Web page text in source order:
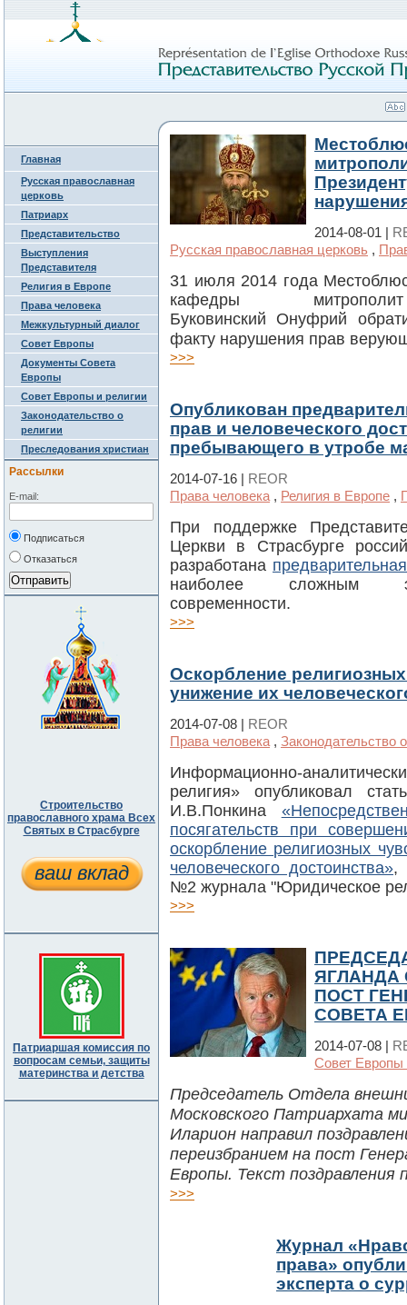
Главная
Русская православная
церковь
Патриарх
Представительство
Выступления
Представителя
Религия в Европе
Права человека
Межкультурный диалог
Совет Европы
Документы Совета
Европы
Совет Европы и религии
Законодательство о
религии
Преследования христиан
Рассылки
E-mail:
Подписаться
Отказаться
Строительство
православного храма Всех
Святых в Страсбурге
ваш вклад
Патриаршая комиссия по
вопросам семьи, защиты
материнства и детства
2014-08-01 |
Русская православная церковь ,
31 июля 2014 года
кафедры м
Буковинский Онуфрий
факту нарушения прав
>>>
Опубликован
прав и человеческого
пребывающего в утробе
2014-07-16 | REOR
Права человека , Религия в Европе ,
При поддержке
Церкви в Страсбурге
разработана
наиболее сложным
современности.
>>>
Оскорбление
унижение их
2014-07-08 | REOR
Права человека , Законодательство
Информационно-
религия» опубликовал
И.В.Понкина
посягательств при
оскорбление религиозных
человеческого достоинства»,
№2 журнала "Юридическое
>>>
ЯГЛАНДА
ПОСТ
СОВЕТА
2014-07-08 |
Совет Европы
Председатель Отдела
Московского Патриархата
Иларион направил
переизбранием на пост
Европы. Текст
>>>
Журнал
права»
эксперта о